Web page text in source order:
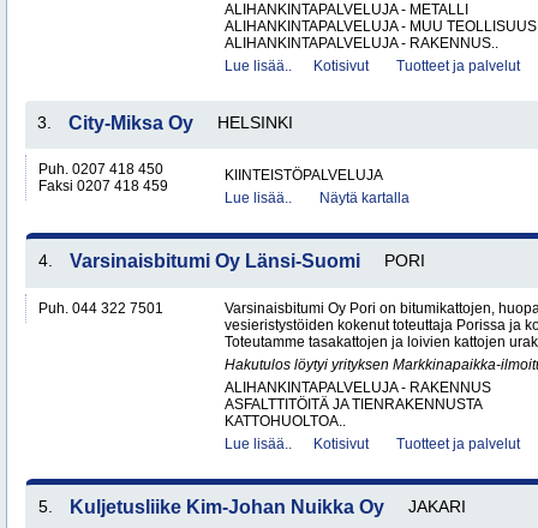
ALIHANKINTAPALVELUJA - METALLI
ALIHANKINTAPALVELUJA - MUU TEOLLISUUS
ALIHANKINTAPALVELUJA - RAKENNUS..
Lue lisää..
Kotisivut Tuotteet ja palvelut
3. City-Miksa Oy HELSINKI
Puh. 0207 418 450
Faksi 0207 418 459
KIINTEISTÖPALVELUJA
Lue lisää..
Näytä kartalla
4. Varsinaisbitumi Oy Länsi-Suomi PORI
Puh. 044 322 7501
Varsinaisbitumi Oy Pori on bitumikattojen,
vesieristystöiden kokenut toteuttaja Porissa ja
Toteutamme tasakattojen ja loivien kattojen
Hakutulos löytyi yrityksen Markkinapaikka-
ALIHANKINTAPALVELUJA - RAKENNUS
ASFALTTITÖITÄ JA TIENRAKENNUSTA
KATTOHUOLTOA..
Lue lisää..
Kotisivut Tuotteet ja palvelut
5. Kuljetusliike Kim-Johan Nuikka Oy JAKARI